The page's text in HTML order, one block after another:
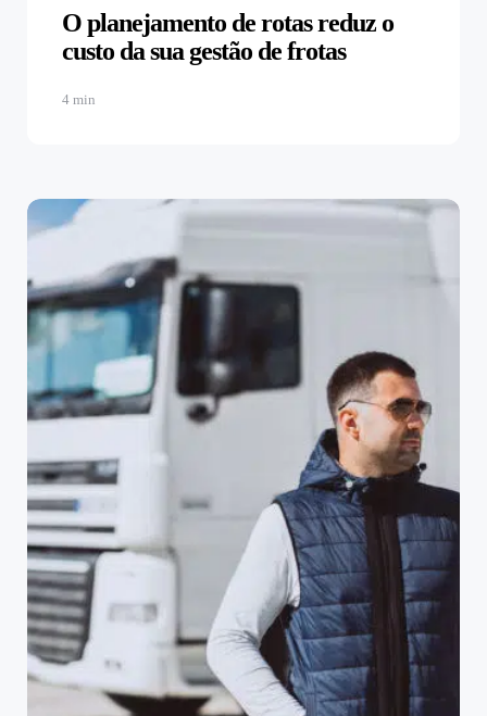
O planejamento de rotas reduz o
custo da sua gestão de frotas
4 min